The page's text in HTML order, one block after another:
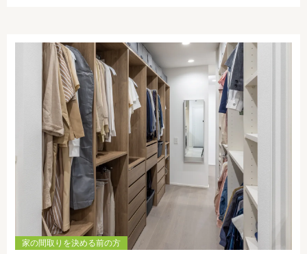
家の間取りを決める前の方